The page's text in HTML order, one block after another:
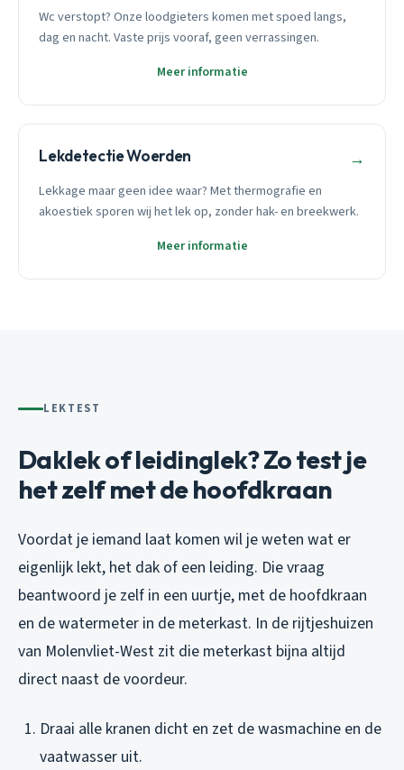
Wc verstopt? Onze loodgieters komen met spoed langs,
dag en nacht. Vaste prijs vooraf, geen verrassingen.
Meer informatie
Lekdetectie Woerden →
Lekkage maar geen idee waar? Met thermografie en
akoestiek sporen wij het lek op, zonder hak- en breekwerk.
Meer informatie
LEKTEST
Daklek of leidinglek? Zo test je
het zelf met de hoofdkraan
Voordat je iemand laat komen wil je weten wat er
eigenlijk lekt, het dak of een leiding. Die vraag
beantwoord je zelf in een uurtje, met de hoofdkraan
en de watermeter in de meterkast. In de rijtjeshuizen
van Molenvliet-West zit die meterkast bijna altijd
direct naast de voordeur.
Draai alle kranen dicht en zet de wasmachine en de
vaatwasser uit.